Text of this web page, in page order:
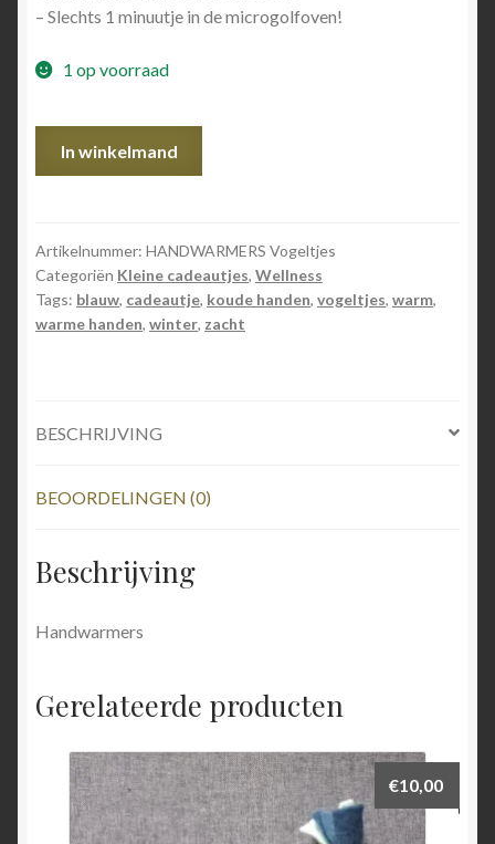
– Slechts 1 minuutje in de microgolfoven!
1 op voorraad
In winkelmand
Artikelnummer: HANDWARMERS Vogeltjes
Categoriën Kleine cadeautjes, Wellness
Tags: blauw, cadeautje, koude handen, vogeltjes, warm,
warme handen, winter, zacht
BESCHRIJVING
BEOORDELINGEN (0)
Beschrijving
Handwarmers
Gerelateerde producten
€10,00